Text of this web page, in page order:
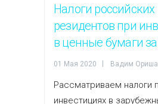
Налоги российских
резидентов при
в ценные бумаги
01 Мая 2020 Вадим
Рассматриваем налоги
инвестициях в